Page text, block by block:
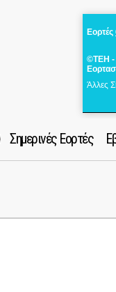
Εορτές
©ΤΕΗ -
Άλλες
Σημερινές Εορτές